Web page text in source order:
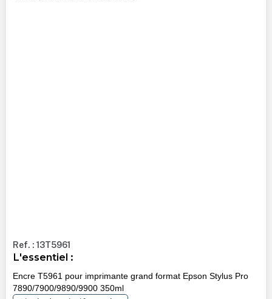
Ref. : 13T5961
L'essentiel :
Encre T5961 pour imprimante grand format Epson Stylus Pro
7890/7900/9890/9900 350ml